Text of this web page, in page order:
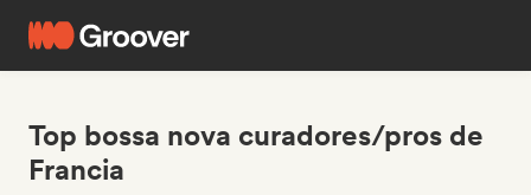
Top bossa nova curadores/pros de
Francia